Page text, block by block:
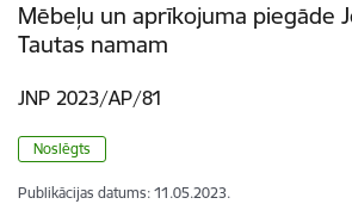
Mēbeļu un aprīkojuma piegāde
Tautas namam
JNP 2023/AP/81
Noslēgts
Publikācijas datums: 11.05.2023.